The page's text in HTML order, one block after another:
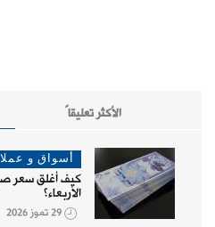
الأكثر تعليقاً
أسواق و
كيف أغلق سعر
الأربعاء؟
29 تموز 2026